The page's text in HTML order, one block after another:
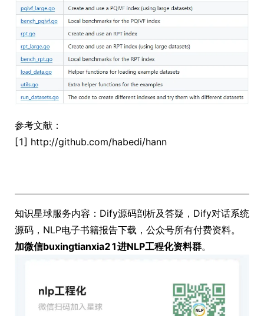
参考文献：
[1] http://github.com/habedi/hann
知识星球服务内容：Dify源码剖析及答疑，Dify对话系统
源码，NLP电子书籍报告下载，公众号所有付费资料。
加微信buxingtianxia21进NLP工程化资料群。